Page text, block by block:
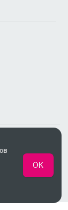
ОК